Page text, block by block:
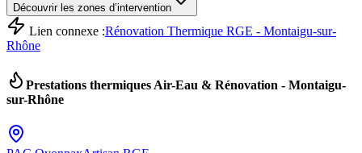
Découvrir les zones d’intervention
Lien connexe :Rénovation Thermique RGE - Montaigu-sur-
Rhône
Prestations thermiques Air-Eau & Rénovation - Montaigu-
sur-Rhône